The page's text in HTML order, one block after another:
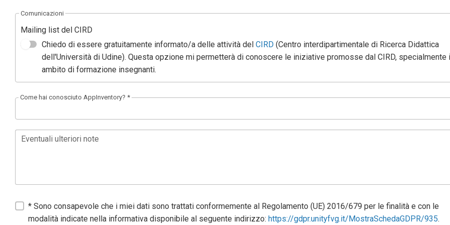
Comunicazioni
Mailing list del CIRD
Chiedo di essere gratuitamente informato/a delle attività delCIRD (Centro interdipartimentale di Ricerca Didattica
dell'Università di Udine). Questa opzione mi permetterà di conoscere le iniziative promosse dal CIRD, specialmente
ambito di formazione insegnanti.
Come hai conosciuto AppInventory? *
Eventuali ulteriori note
* Sono consapevole che i miei dati sono trattati conformemente al Regolamento (UE) 2016/679 per le finalità e con le
modalità indicate nella informativa disponibile al seguente indirizzo: https://gdpr.unityfvg.it/MostraSchedaGDPR/935.